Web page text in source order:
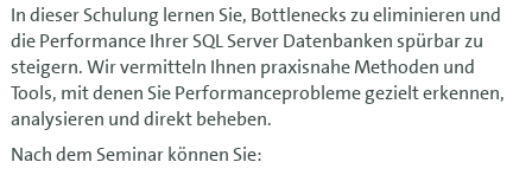
In dieser Schulung lernen Sie, Bottlenecks zu eliminieren und
die Performance Ihrer SQL Server Datenbanken spürbar zu
steigern. Wir vermitteln Ihnen praxisnahe Methoden und
Tools, mit denen Sie Performanceprobleme gezielt erkennen,
analysieren und direkt beheben.
Nach dem Seminar können Sie: